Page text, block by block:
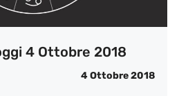
4 Ottobre 2018
4 Ottobre 2018